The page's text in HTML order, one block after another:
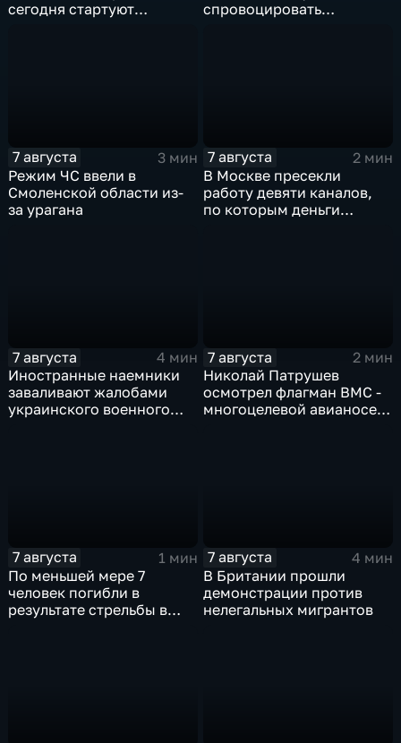
сегодня стартуют
спровоцировать
7 августа
3 мин
Режим ЧС ввели в
Смоленской области из-
за урагана
7 августа
2 мин
В Москве пресекли
работу девяти каналов,
по которым деньги
7 августа
4 мин
Иностранные наемники
заваливают жалобами
украинского военного
7 августа
2 мин
Николай Патрушев
осмотрел флагман ВМС -
многоцелевой авианосец
7 августа
1 мин
По меньшей мере 7
человек погибли в
результате стрельбы в
7 августа
4 мин
В Британии прошли
демонстрации против
нелегальных мигрантов